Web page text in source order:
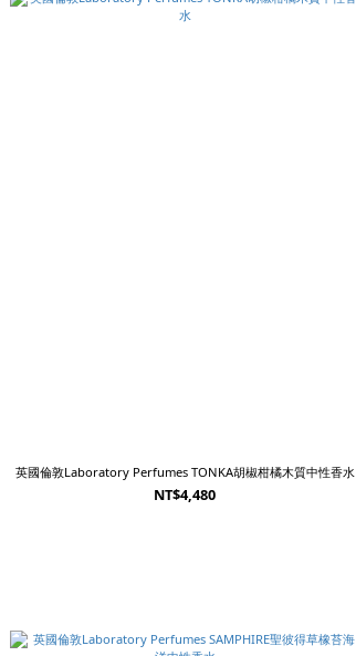
英國倫敦Laboratory Perfumes TONKA胡椒柑橘木質中性香水
NT$4,480